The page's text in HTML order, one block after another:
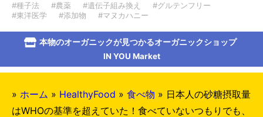
#種子法 #農薬 #遺伝子組み換え
#グルテンフリー
#東洋医学
#添加物 #マヌカハニー
本物のオーガニックが見つかるオーガニックショップ
IN YOU Market
» ホーム » HealthyFood » 食べ物 » 日本人の砂糖摂取量
はWHOの基準を超えていた！食べていないつもりでも、